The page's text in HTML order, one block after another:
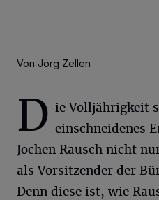
Von Jörg Zellen
D ie Volljährigkeit
einschneidenes
Jochen Rausch nicht
als Vorsitzender der
Denn diese ist, wie